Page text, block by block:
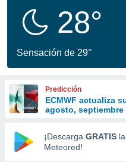
se
calidad.
a este
las
y
forma
digital
basada
28°
Sensación de 29°
Predicción
ECMWF actualiza
agosto,
¡Descarga GRATIS
Meteored!